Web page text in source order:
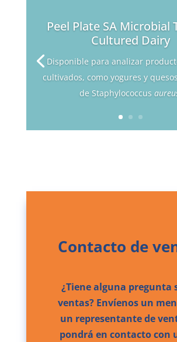
Peel Plate SA Microbial
Cultured Dairy
Disponible para analizar
cultivados, como yogures y
de Staphylococcus
Contacto de
¿Tiene alguna pregunta
ventas? Envíenos un
un representante de
pondrá en contacto con